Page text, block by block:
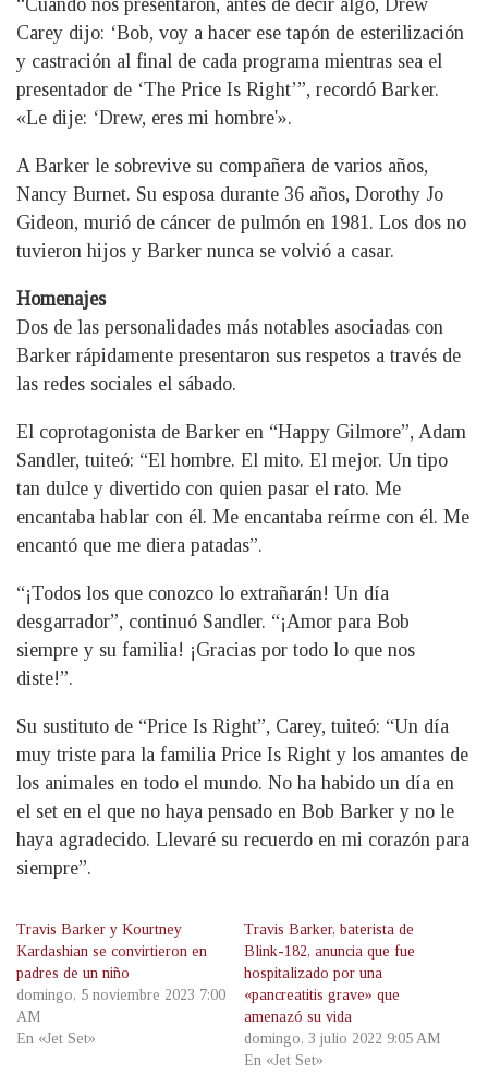
“Cuando nos presentaron, antes de decir algo, Drew
Carey dijo: ‘Bob, voy a hacer ese tapón de esterilización
y castración al final de cada programa mientras sea el
presentador de ‘The Price Is Right’”, recordó Barker.
«Le dije: ‘Drew, eres mi hombre'».
A Barker le sobrevive su compañera de varios años,
Nancy Burnet. Su esposa durante 36 años, Dorothy Jo
Gideon, murió de cáncer de pulmón en 1981. Los dos no
tuvieron hijos y Barker nunca se volvió a casar.
Homenajes
Dos de las personalidades más notables asociadas con
Barker rápidamente presentaron sus respetos a través de
las redes sociales el sábado.
El coprotagonista de Barker en “Happy Gilmore”, Adam
Sandler, tuiteó: “El hombre. El mito. El mejor. Un tipo
tan dulce y divertido con quien pasar el rato. Me
encantaba hablar con él. Me encantaba reírme con él. Me
encantó que me diera patadas”.
“¡Todos los que conozco lo extrañarán! Un día
desgarrador”, continuó Sandler. “¡Amor para Bob
siempre y su familia! ¡Gracias por todo lo que nos
diste!”.
Su sustituto de “Price Is Right”, Carey, tuiteó: “Un día
muy triste para la familia Price Is Right y los amantes de
los animales en todo el mundo. No ha habido un día en
el set en el que no haya pensado en Bob Barker y no le
haya agradecido. Llevaré su recuerdo en mi corazón para
siempre”.
Travis Barker y Kourtney
Kardashian se convirtieron en
padres de un niño
domingo, 5 noviembre 2023 7:00
AM
En «Jet Set»
Travis Barker, baterista de
Blink-182, anuncia que fue
hospitalizado por una
«pancreatitis grave» que
amenazó su vida
domingo, 3 julio 2022 9:05 AM
En «Jet Set»